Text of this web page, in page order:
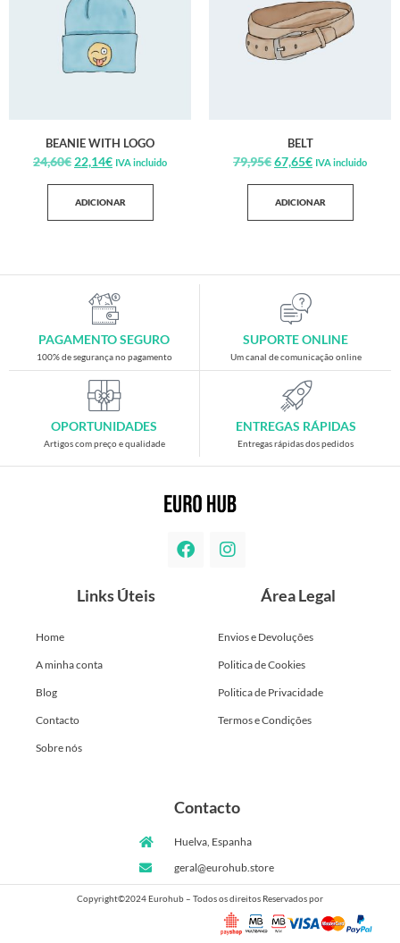
BEANIE WITH LOGO
24,60€ 22,14€ IVA incluido
ADICIONAR
BELT
79,95€67,65€ IVA incluido
ADICIONAR
PAGAMENTO SEGURO
100% de segurança no pagamento
SUPORTE ONLINE
Um canal de comunicação online
OPORTUNIDADES
Artigos com preço e qualidade
ENTREGAS RÁPIDAS
Entregas rápidas dos pedidos
Links Úteis
Home
A minha conta
Blog
Contacto
Sobre nós
Área Legal
Envios e Devoluções
Politica de Cookies
Politica de Privacidade
Termos e Condições
Contacto
Huelva, Espanha
geral@eurohub.store
Copyright©2024 Eurohub – Todos os direitos Reservados por